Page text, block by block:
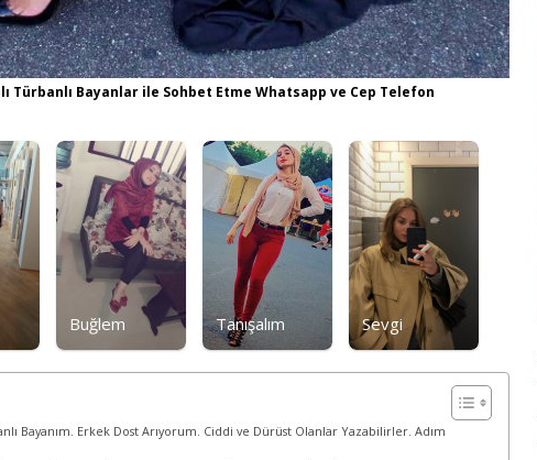
Türbanlı Bayanlar ile Sohbet Etme Whatsapp ve Cep Telefon
Buğlem Tanışalım Sevgi
Bayanım. Erkek Dost Arıyorum. Ciddi ve Dürüst Olanlar Yazabilirler. Adım